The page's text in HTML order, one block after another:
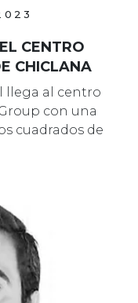
CENTRO
CHICLANA
llega al centro
con una
cuadrados de